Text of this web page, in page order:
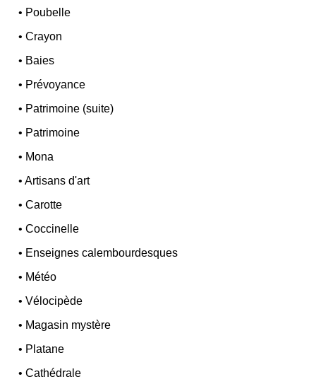
• Poubelle
•Crayon
• Baies
• Prévoyance
• Patrimoine (suite)
• Patrimoine
• Mona
•Artisans d'art
•Carotte
•Coccinelle
• Enseignes calembourdesques
• Météo
•Vélocipède
• Magasin mystère
• Platane
•Cathédrale